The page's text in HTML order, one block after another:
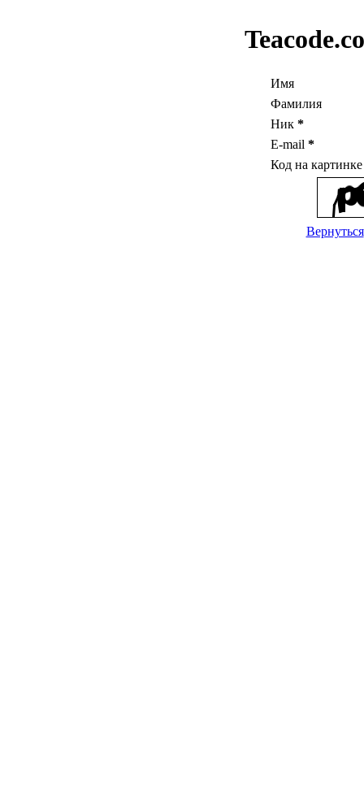
Имя
Фамилия
Ник *
E-mail *
Код на
Вернуться